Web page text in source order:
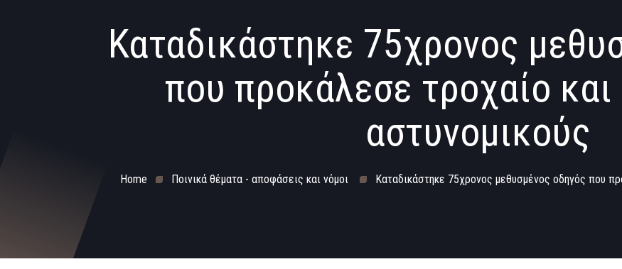
Καταδικάστηκε 75χρονος
που προκάλεσε τροχαίο
αστυνομικούς
Home Ποινικά θέματα - αποφάσεις και νόμοι Καταδικάστηκε 75χρονος μεθυσμένος οδηγός που